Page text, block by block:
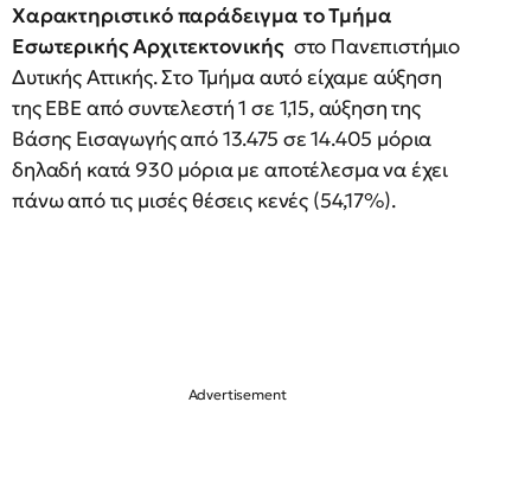
Χαρακτηριστικό παράδειγμα το Τμήμα
Εσωτερικής Αρχιτεκτονικής στο Πανεπιστήμιο
Δυτικής Αττικής. Στο Τμήμα αυτό είχαμε αύξηση
της ΕΒΕ από συντελεστή 1 σε 1,15, αύξηση της
Βάσης Εισαγωγής από 13.475 σε 14.405 μόρια
δηλαδή κατά 930 μόρια με αποτέλεσμα να έχει
πάνω από τις μισές θέσεις κενές (54,17%).